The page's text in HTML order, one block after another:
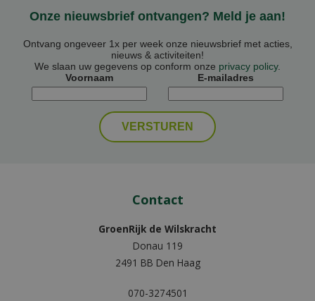
Onze nieuwsbrief ontvangen? Meld je aan!
Ontvang ongeveer 1x per week onze nieuwsbrief met acties,
nieuws & activiteiten!
We slaan uw gegevens op conform onze privacy policy.
Voornaam
E-mailadres
Contact
GroenRijk de Wilskracht
Donau 119
2491 BB Den Haag
070-3274501